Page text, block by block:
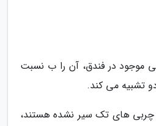
موجود در فندق، آن را ب نسبت
تشبیه می کند.
چربی های تک سیر نشده هستند،